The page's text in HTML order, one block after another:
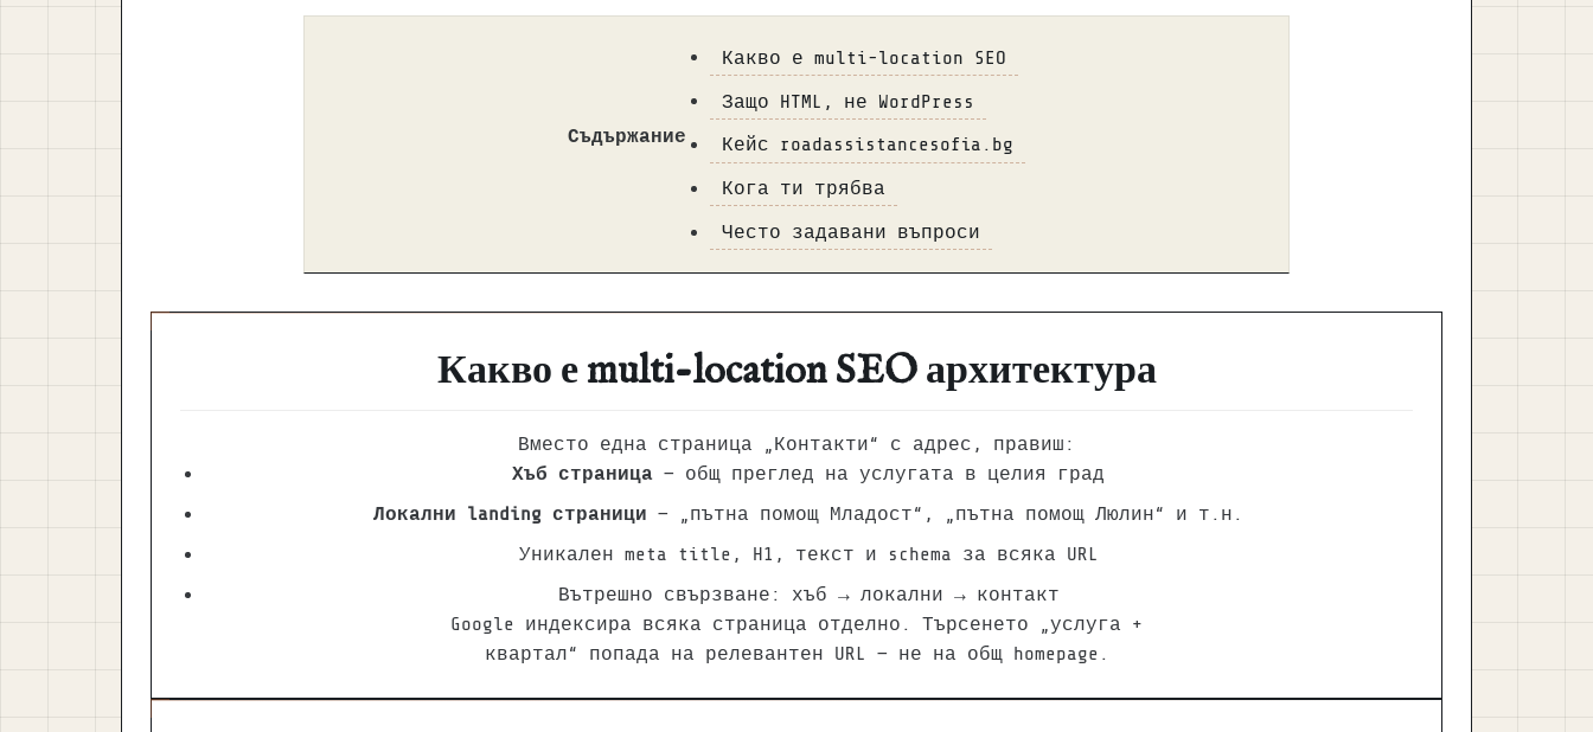
Съдържание
Какво е multi-location SEO
Защо HTML, не WordPress
Кейс roadassistancesofia.bg
Кога ти трябва
Често задавани въпроси
Какво е multi-location SEO архитектура
Вместо една страница „Контакти“ с адрес, правиш:
Хъб страница — общ преглед на услугата в целия град
Локални landing страници — „пътна помощ Младост“, „пътна помощ Люлин“ и т.н.
Уникален meta title, H1, текст и schema за всяка URL
Вътрешно свързване: хъб → локални → контакт
Google индексира всяка страница отделно. Търсенето „услуга +
квартал“ попада на релевантен URL — не на общ homepage.